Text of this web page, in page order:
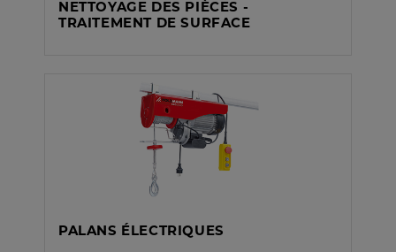
NETTOYAGE DES PIÈCES -
TRAITEMENT DE SURFACE
PALANS ÉLECTRIQUES